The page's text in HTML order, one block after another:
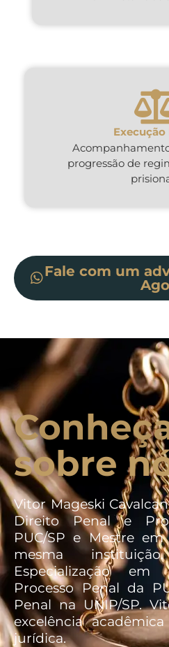
Execução
progressão de
Fale com um
sobre
Vitor Mageski
Direito Penal e
PUC/SP e Mestre
mesma
Especialização
Processo Penal da
Penal na UNIP/SP.
excelência
jurídica.